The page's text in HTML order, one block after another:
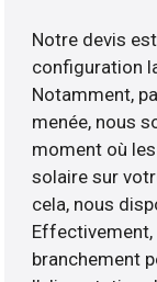
Notre devis
configuration
Notamment,
menée, nous
moment où
solaire sur
cela, nous
Effectivement,
branchement